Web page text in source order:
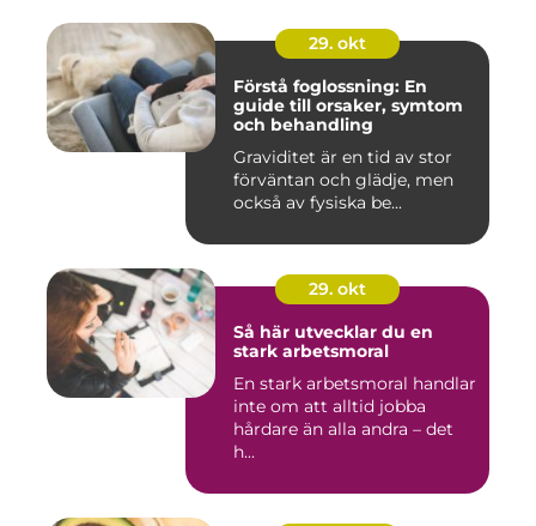
29. okt
Förstå foglossning: En
guide till orsaker, symtom
och behandling
Graviditet är en tid av stor
förväntan och glädje, men
också av fysiska be...
29. okt
Så här utvecklar du en
stark arbetsmoral
En stark arbetsmoral handlar
inte om att alltid jobba
hårdare än alla andra – det
h...